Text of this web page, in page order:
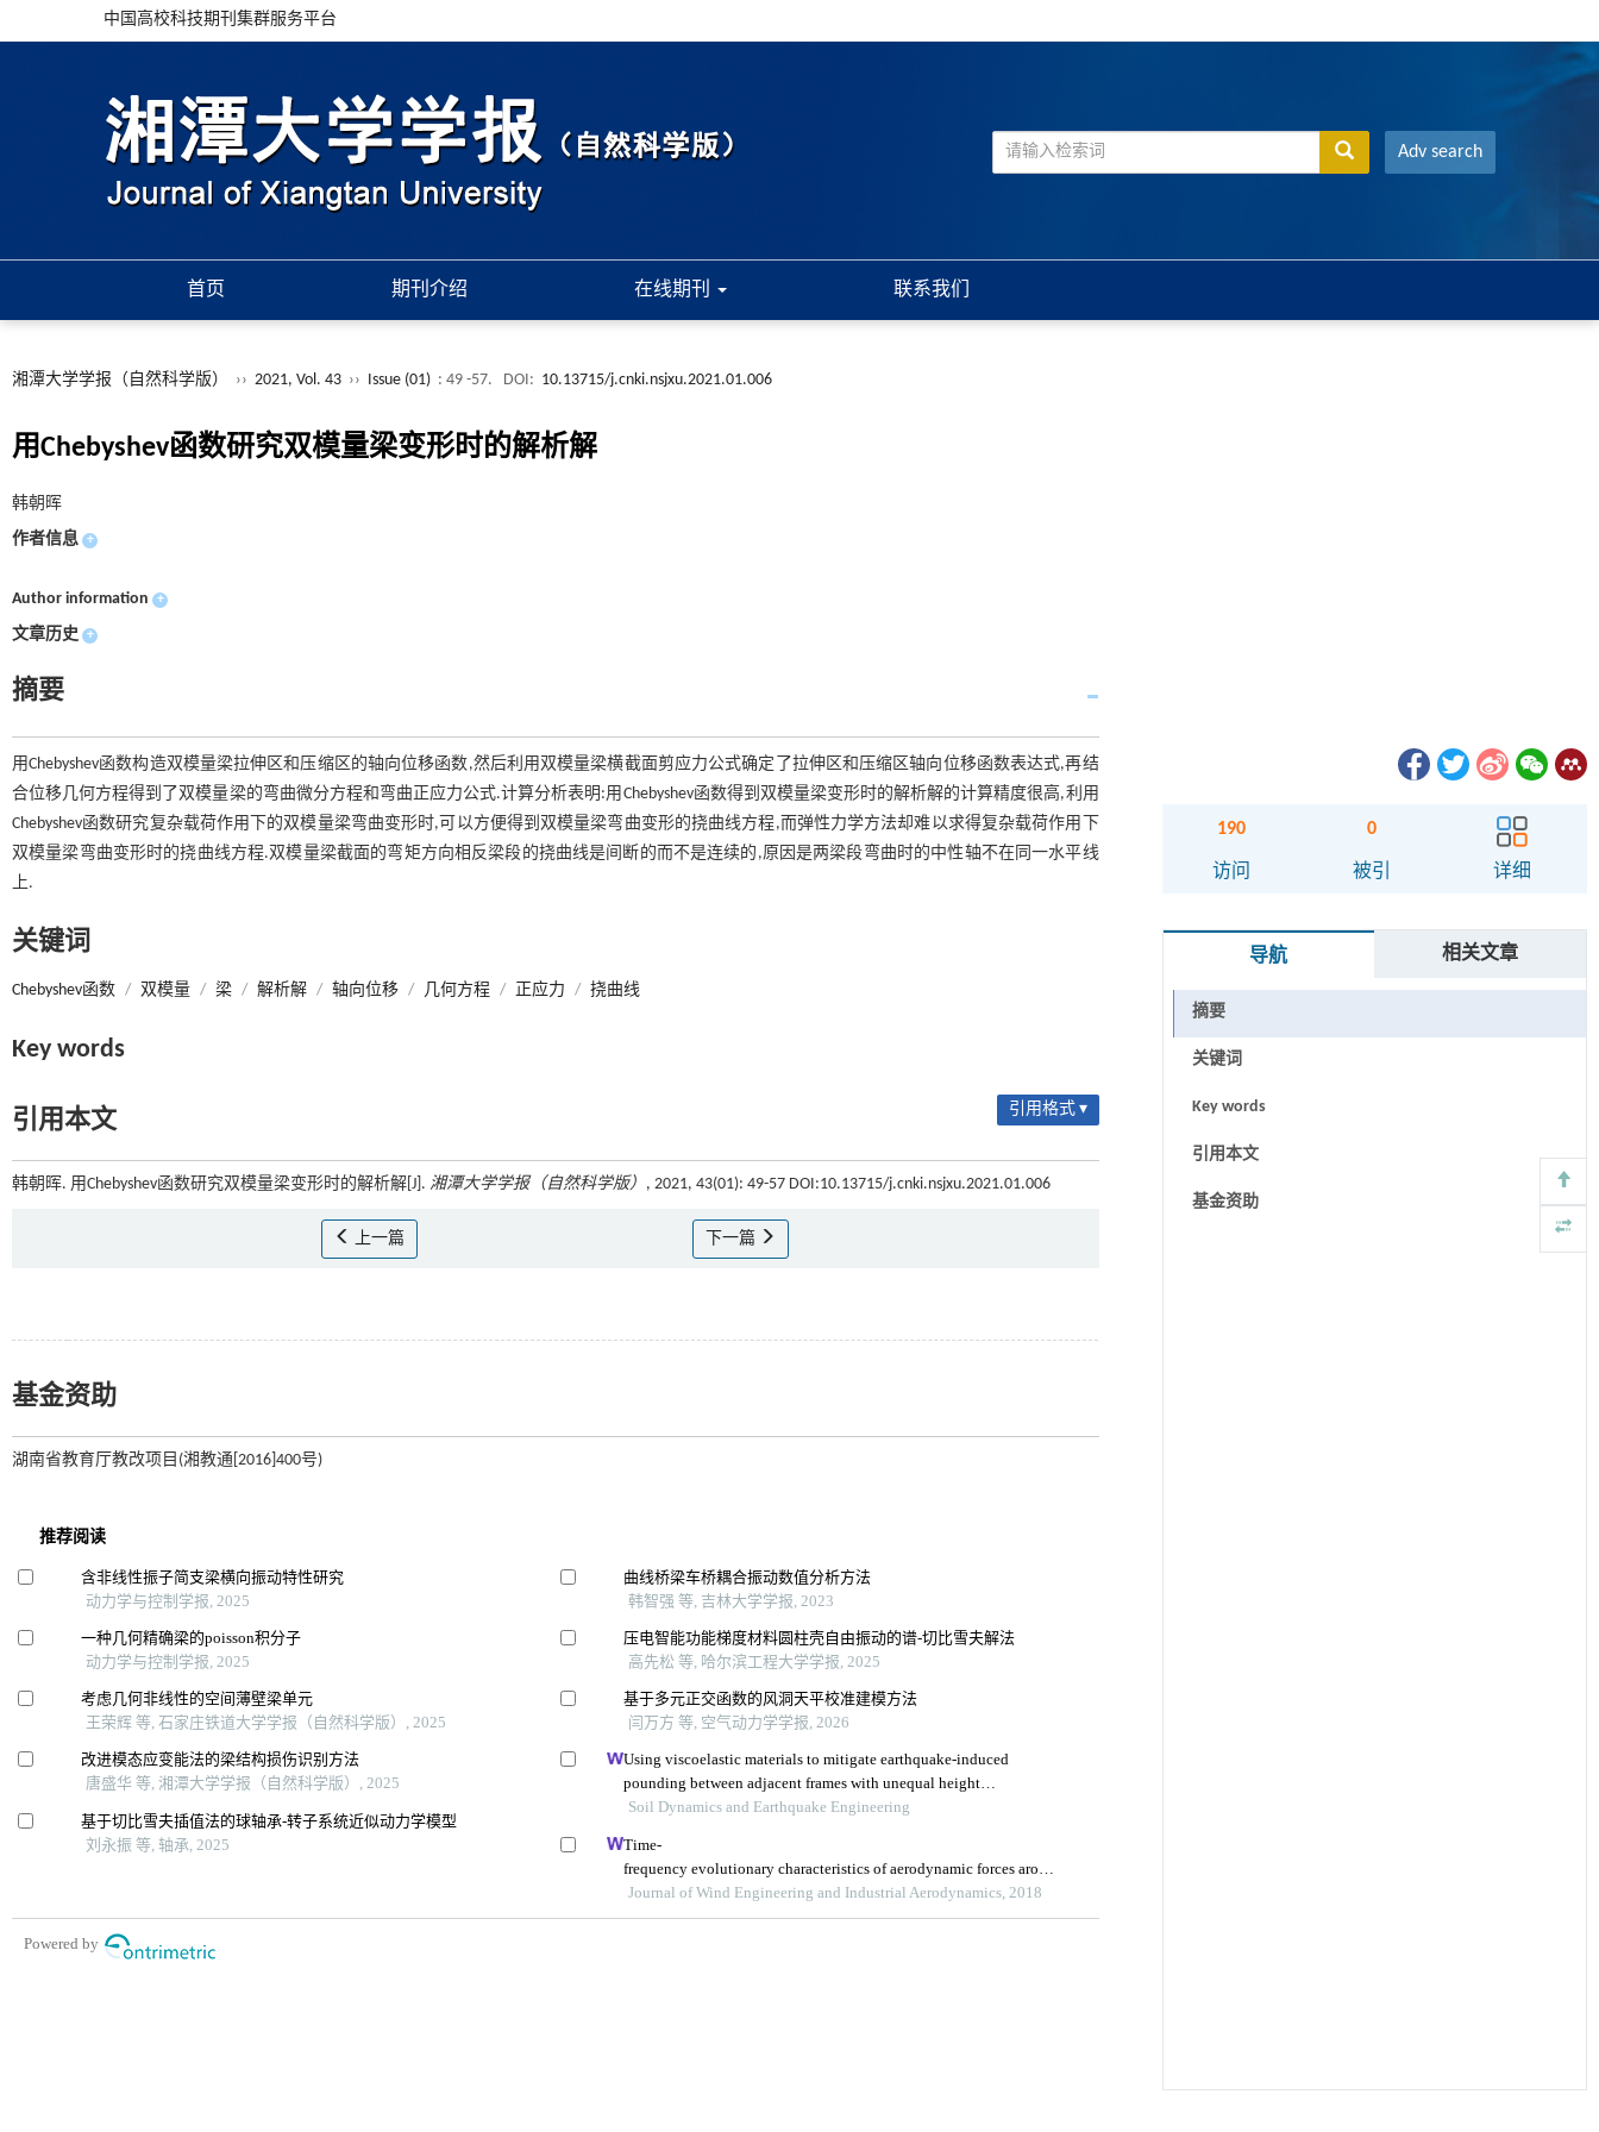
中国高校科技期刊集群服务平台
Adv search
首页 期刊介绍 在线期刊 联系我们
湘潭大学学报（自然科学版） ›› 2021, Vol. 43 ›› Issue (01) : 49 -57. DOI: 10.13715/j.cnki.nsjxu.2021.01.006
用Chebyshev函数研究双模量梁变形时的解析解
韩朝晖
作者信息 +
Author information +
文章历史 +
摘要
用Chebyshev函数构造双模量梁拉伸区和压缩区的轴向位移函数,然后利用双模量梁横截面剪应力公式确定了拉伸区和压缩区轴向位移函数表达式,再结
合位移几何方程得到了双模量梁的弯曲微分方程和弯曲正应力公式.计算分析表明:用Chebyshev函数得到双模量梁变形时的解析解的计算精度很高,利用
Chebyshev函数研究复杂载荷作用下的双模量梁弯曲变形时,可以方便得到双模量梁弯曲变形的挠曲线方程,而弹性力学方法却难以求得复杂载荷作用下
双模量梁弯曲变形时的挠曲线方程.双模量梁截面的弯矩方向相反梁段的挠曲线是间断的而不是连续的,原因是两梁段弯曲时的中性轴不在同一水平线
上.
关键词
Chebyshev函数 / 双模量 / 梁 / 解析解 / 轴向位移 / 几何方程 / 正应力 / 挠曲线
Key words
引用本文 引用格式 ▾
韩朝晖. 用Chebyshev函数研究双模量梁变形时的解析解[J]. 湘潭大学学报（自然科学版） , 2021, 43(01): 49-57 DOI:10.13715/j.cnki.nsjxu.2021.01.006
上一篇 下一篇
基金资助
湖南省教育厅教改项目(湘教通[2016]400号)
190
访问
0
被引 详细
导航 相关文章
摘要
关键词
Key words
引用本文
基金资助